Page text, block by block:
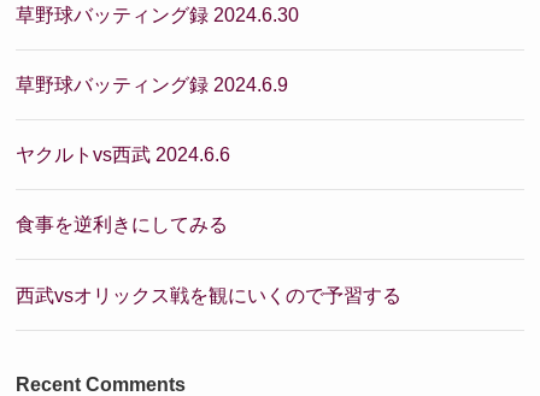
草野球バッティング録 2024.6.30
草野球バッティング録 2024.6.9
ヤクルトvs西武 2024.6.6
食事を逆利きにしてみる
西武vsオリックス戦を観にいくので予習する
Recent Comments